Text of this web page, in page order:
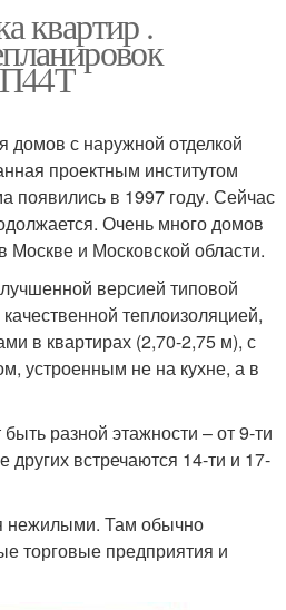
квартир .
домов с наружной отделкой
проектным институтом
в 1997 году. Сейчас
Очень много домов
Москве и Московской области.
версией типовой
теплоизоляцией,
в квартирах (2,70-2,75 м), с
устроенным не на кухне, а в
разной этажности – от 9-ти
встречаются 14-ти и 17-
нежилыми. Там обычно
торговые предприятия и